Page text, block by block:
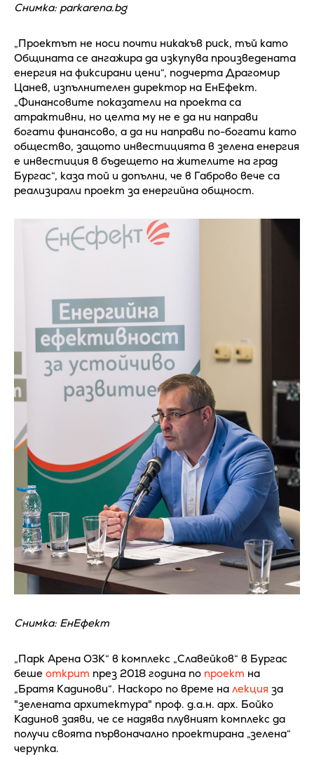
Снимка: parkarena.bg
„Проектът не носи почти никакъв риск, тъй като
Общината се ангажира да изкупува произведената
енергия на фиксирани цени“, подчерта Драгомир
Цанев, изпълнителен директор на ЕнЕфект.
„Финансовите показатели на проекта са
атрактивни, но целта му не е да ни направи
богати финансово, а да ни направи по-богати като
общество, защото инвестицията в зелена енергия
е инвестиция в бъдещето на жителите на град
Бургас“, каза той и допълни, че в Габрово вече са
реализирали проект за енергийна общност.
Снимка: ЕнЕфект
„Парк Арена ОЗК“ в комплекс „Славейков“ в Бургас
беше открит през 2018 година по проект на
„Братя Кадинови“. Наскоро по време на лекция за
"зелената архитектура" проф. д.а.н. арх. Бойко
Кадинов заяви, че се надява плувният комплекс да
получи своята първоначално проектирана „зелена“
черупка.